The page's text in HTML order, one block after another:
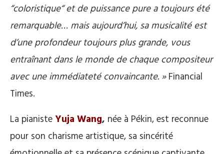
“coloristique“ et de puissance pure a toujours été
remarquable… mais aujourd’hui, sa musicalité est
d’une profondeur toujours plus grande, vous
entraînant dans le monde de chaque compositeur
avec une immédiateté convaincante. »Financial
Times.
La pianisteYuja Wang, née à Pékin, est reconnue
pour son charisme artistique, sa sincérité